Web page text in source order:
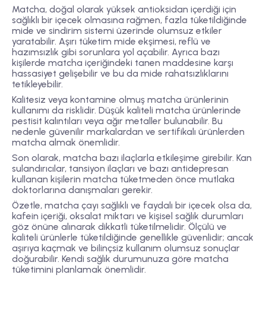
Matcha, doğal olarak yüksek antioksidan içerdiği için
sağlıklı bir içecek olmasına rağmen, fazla tüketildiğinde
mide ve sindirim sistemi üzerinde olumsuz etkiler
yaratabilir. Aşırı tüketim mide ekşimesi, reflü ve
hazımsızlık gibi sorunlara yol açabilir. Ayrıca bazı
kişilerde matcha içeriğindeki tanen maddesine karşı
hassasiyet gelişebilir ve bu da mide rahatsızlıklarını
tetikleyebilir.
Kalitesiz veya kontamine olmuş matcha ürünlerinin
kullanımı da risklidir. Düşük kaliteli matcha ürünlerinde
pestisit kalıntıları veya ağır metaller bulunabilir. Bu
nedenle güvenilir markalardan ve sertifikalı ürünlerden
matcha almak önemlidir.
Son olarak, matcha bazı ilaçlarla etkileşime girebilir. Kan
sulandırıcılar, tansiyon ilaçları ve bazı antidepresan
kullanan kişilerin matcha tüketmeden önce mutlaka
doktorlarına danışmaları gerekir.
Özetle, matcha çayı sağlıklı ve faydalı bir içecek olsa da,
kafein içeriği, oksalat miktarı ve kişisel sağlık durumları
göz önüne alınarak dikkatli tüketilmelidir. Ölçülü ve
kaliteli ürünlerle tüketildiğinde genellikle güvenlidir; ancak
aşırıya kaçmak ve bilinçsiz kullanım olumsuz sonuçlar
doğurabilir. Kendi sağlık durumunuza göre matcha
tüketimini planlamak önemlidir.